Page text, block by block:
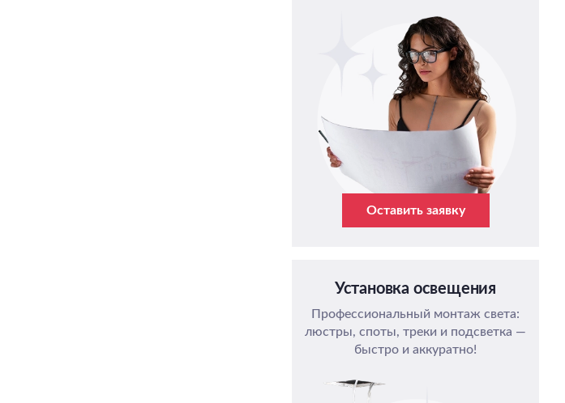
Оставить заявку
Установка освещения
Профессиональный монтаж света:
люстры, споты, треки и подсветка —
быстро и аккуратно!